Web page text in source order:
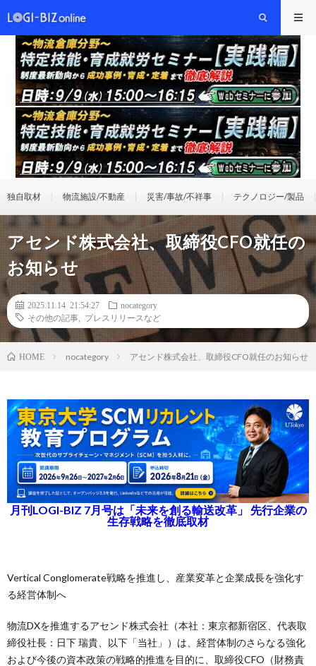
独自取材 物流施設/不動産 災害/事故/不祥事 テクノロジー/製品
アセンド株式会社、取締役CFO就任の
お知らせ
2025.11.14 21:54:27
nocategory
その他の記事
プレスリリースなど
HOME nocategory アセンド株式会社、取締役CFO就任のお知らせ
月刊LOGI-BIZ 7月号は「未来を創る輸送改革」 先行企業の
生存戦略を徹底取材
Vertical Conglomerate戦略を推進し、産業変革と企業成長を強化す
る経営体制へ
物流DXを推進するアセンド株式会社（本社：東京都新宿区、代表取
締役社長：日下 瑞貴、以下「当社」）は、経営体制のさらなる強化
および今後の資本政策の戦略的推進を目的に、取締役CFO（財務責